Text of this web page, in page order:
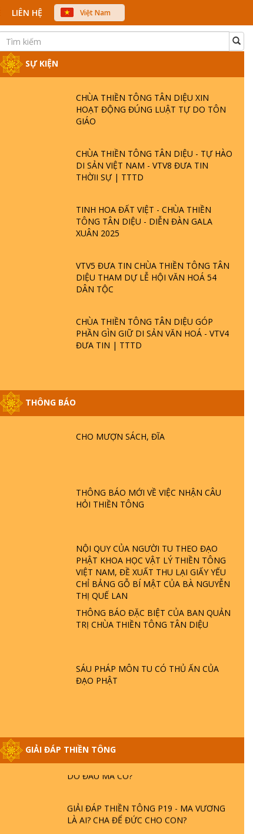
LIÊN HỆ
Việt Nam
中文
SỰ KIỆN
CHÙA THIỀN TÔNG TÂN DIỆU XIN
HOẠT ĐỘNG ĐÚNG LUẬT TỰ DO TÔN
GIÁO
CHÙA THIỀN TÔNG TÂN DIỆU - TỰ HÀO
DI SẢN VIỆT NAM - VTV8 ĐƯA TIN
THỜII SỰ | TTTD
TINH HOA ĐẤT VIỆT - CHÙA THIỀN
TÔNG TÂN DIỆU - DIỄN ĐÀN GALA
XUÂN 2025
VTV5 ĐƯA TIN CHÙA THIỀN TÔNG TÂN
DIỆU THAM DỰ LỄ HỘI VĂN HOÁ 54
DÂN TỘC
CHÙA THIỀN TÔNG TÂN DIỆU GÓP
PHẦN GÌN GIỮ DI SẢN VĂN HOÁ - VTV4
ĐƯA TIN | TTTD
THÔNG BÁO
CHO MƯỢN SÁCH, ĐĨA
THÔNG BÁO MỚI VỀ VIỆC NHẬN CÂU
HỎI THIỀN TÔNG
NỘI QUY CỦA NGƯỜI TU THEO ĐẠO
PHẬT KHOA HỌC VẬT LÝ THIỀN TÔNG
VIỆT NAM, ĐỀ XUẤT THU LẠI GIẤY YẾU
CHỈ BẢNG GỖ BÍ MẬT CỦA BÀ NGUYỄN
THỊ QUẾ LAN
THÔNG BÁO ĐẶC BIỆT CỦA BAN QUẢN
TRỊ CHÙA THIỀN TÔNG TÂN DIỆU
SÁU PHÁP MÔN TU CÓ THỦ ẤN CỦA
ĐẠO PHẬT
GIẢI ĐÁP THIỀN TÔNG
GIẢI ĐÁP ĐẶC BIỆT P25 - SUỐT 49 NĂM
HỘI GÌ? TỬ VÌ ĐẠO
PHẬT GIỚI CÓ THỜI GIAN KHÔNG? |
TTTD
LÀ AI? QUỶ SA TĂNG? | TTTD
GIẢI ĐÁP THIỀN TÔNG ĐẶC BIỆT P22 - TẠI
SAO TRÁI ĐẤT NHIỀU THIÊN TAI - LŨ LỤT
- HỎA HOẠN | TTTD
GIẢI ĐÁP THIỀN TÔNG ĐẶC BIỆT P21 - TẠI
GIẢI ĐÁP VỀ LỄ TIỄN THIỀN TÔNG SƯ
GIẢI ĐÁP THIỀN TÔNG ĐẶC BIỆT PHẦN 20
- BÁC NGUYỄN NHÂN LÀ AI? PHIỀN NÃO
GIẢI ĐÁP THIỀN TÔNG P19 - MA VƯƠNG
LÀ AI? CHA ĐỂ ĐỨC CHO CON?